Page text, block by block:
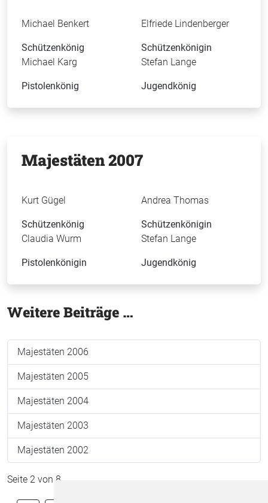
Michael Benkert
Schützenkönig
Elfriede Lindenberger
Schützenkönigin
Michael Karg
Pistolenkönig
Stefan Lange
Jugendkönig
Majestäten 2007
Kurt Gügel
Schützenkönig
Andrea Thomas
Schützenkönigin
Claudia Wurm
Pistolenkönigin
Stefan Lange
Jugendkönig
Weitere Beiträge …
Majestäten 2006
Majestäten 2005
Majestäten 2004
Majestäten 2003
Majestäten 2002
Seite 2 von 8